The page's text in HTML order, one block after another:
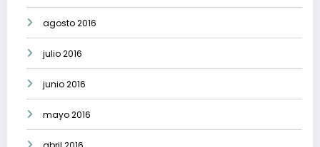
agosto 2016
julio 2016
junio 2016
mayo 2016